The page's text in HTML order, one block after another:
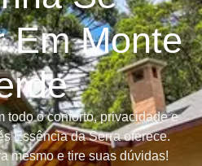
Em Monte
todo o conforto, privacidade e
Essência da Serra oferece.
mesmo e tire suas dúvidas!